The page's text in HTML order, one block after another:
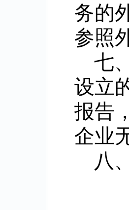
务的
参照
七
设立
报告
企业
八